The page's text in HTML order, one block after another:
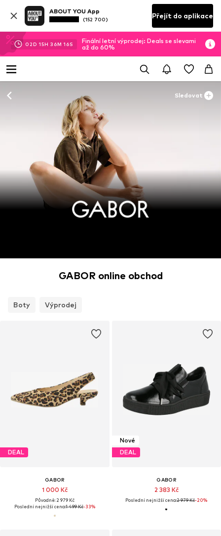
ABOUT YOU App
(152 700) Přejít do aplikace
02D 15H 36M 15S
Finální letní výprodej: Deals se slevami
až do 60%
Sledovat
GABOR online obchod
Boty Výprodej
DEAL
GABOR
1 000 Kč
Původně: 2 979 Kč
Poslední nejnižší cena:1 499 Kč-33%
Nové
DEAL
GABOR
2 383 Kč
Poslední nejnižší cena:2 979 Kč-20%